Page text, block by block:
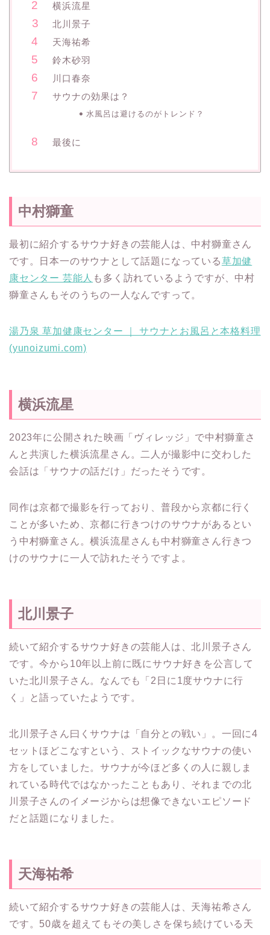
横浜流星
北川景子
天海祐希
鈴木砂羽
川口春奈
サウナの効果は？
水風呂は避けるのがトレンド？
最後に
中村獅童
最初に紹介するサウナ好きの芸能人は、中村獅童さん
です。日本一のサウナとして話題になっている草加健
康センター 芸能人 も多く訪れているようですが、中村
獅童さんもそのうちの一人なんですって。
湯乃泉 草加健康センター ｜ サウナとお風呂と本格料理
(yunoizumi.com)
横浜流星
2023年に公開された映画「ヴィレッジ」で中村獅童さ
んと共演した横浜流星さん。二人が撮影中に交わした
会話は「サウナの話だけ」だったそうです。
同作は京都で撮影を行っており、普段から京都に行く
ことが多いため、京都に行きつけのサウナがあるとい
う中村獅童さん。横浜流星さんも中村獅童さん行きつ
けのサウナに一人で訪れたそうですよ。
北川景子
続いて紹介するサウナ好きの芸能人は、北川景子さん
です。今から10年以上前に既にサウナ好きを公言して
いた北川景子さん。なんでも「2日に1度サウナに行
く」と語っていたようです。
北川景子さん曰くサウナは「自分との戦い」。一回に4
セットほどこなすという、ストイックなサウナの使い
方をしていました。サウナが今ほど多くの人に親しま
れている時代ではなかったこともあり、それまでの北
川景子さんのイメージからは想像できないエピソード
だと話題になりました。
天海祐希
続いて紹介するサウナ好きの芸能人は、天海祐希さん
です。50歳を超えてもその美しさを保ち続けている天